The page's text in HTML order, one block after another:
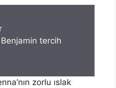
tercih
zorlu ıslak